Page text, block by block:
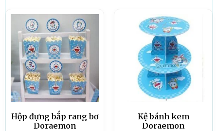
Hộp đựng bắp rang bơ
Doraemon
Kệ bánh kem
Doraemon